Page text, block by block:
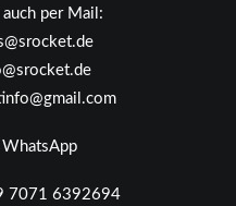
per Mail:
WhatsApp
7071 6392694